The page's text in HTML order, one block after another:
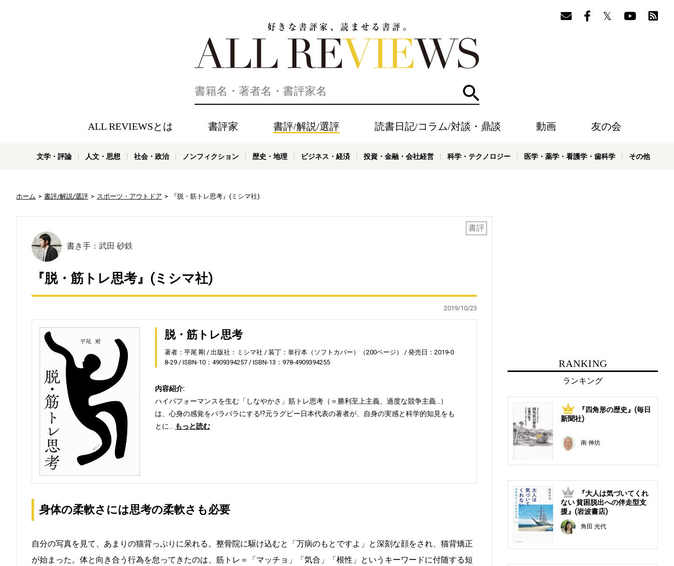
検索
ALL REVIEWSとは 書評家 書評/解説/選評 読書日記/コラム/対談・鼎談 動画 友の会
文学・評論 人文・思想 社会・政治 ノンフィクション 歴史・地理 ビジネス・経済 投資・金融・会社経営 科学・テクノロジー 医学・薬学・看護学・歯科学 その他
ホーム 書評/解説/選評 スポーツ・アウトドア 『脱・筋トレ思考』(ミシマ社)
書評
書き手：武田 砂鉄
『脱・筋トレ思考』(ミシマ社)
2019/10/23
脱・筋トレ思考
著者：平尾 剛 出版社：ミシマ社 装丁：単行本（ソフトカバー）（200ページ）
発売日：2019-0
8-29
ISBN-10：4909394257 ISBN-13：978-4909394255
内容紹介:
ハイパフォーマンスを生む「しなやかさ」筋トレ思考（＝勝利至上主義、過度な競争主義…）
は、心身の感覚をバラバラにする!?元ラグビー日本代表の著者が、自身の実感と科学的知見をも
とに…
もっと読む
身体の柔軟さには思考の柔軟さも必要
自分の写真を見て、あまりの猫背っぷりに呆れる。整骨院に駆け込むと「万病のもとですよ」と深刻な顔をされ、猫背矯正
が始まった。体と向き合う行為を怠ってきたのは、筋トレ＝「マッチョ」「気合」「根性」というキーワードに付随する短
RANKING
ランキング
1
『四角形の歴史』(毎日
新聞社)
南 伸坊
2
『大人は気づいてくれ
ない 貧困脱出への伴走型支
援』(岩波書店)
角田 光代